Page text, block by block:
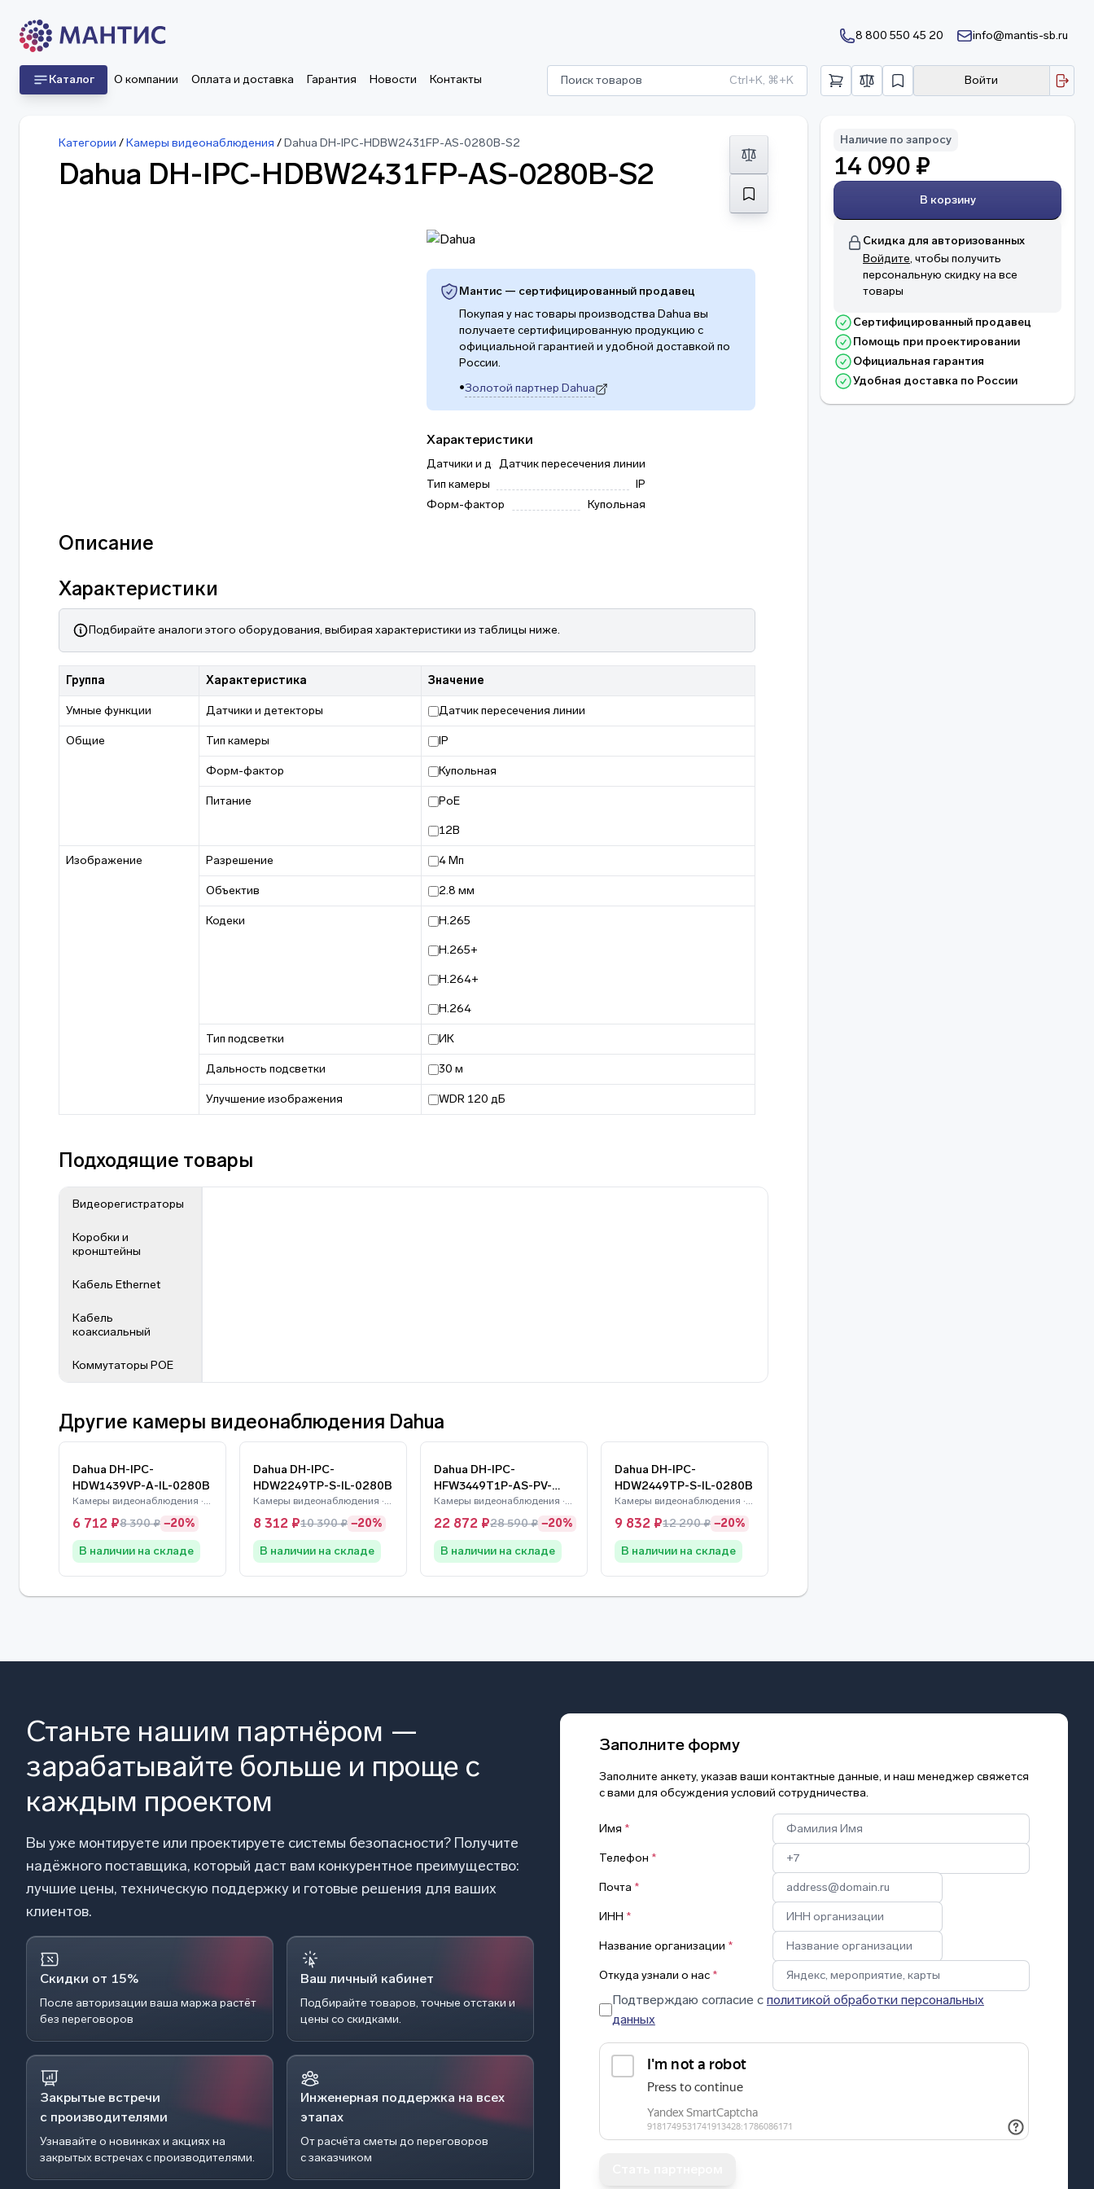
8 800 550 45 20 info@mantis-sb.ru
Каталог О компании Оплата и доставка Гарантия Новости Контакты Поиск товаров Ctrl+K, ⌘+K Войти
Категории /Камеры видеонаблюдения /Dahua DH-IPC-HDBW2431FP-AS-0280B-S2
Dahua DH-IPC-HDBW2431FP-AS-0280B-S2
Мантис — сертифицированный продавец
Покупая у нас товары производства Dahua вы
получаете сертифицированную продукцию с
официальной гарантией и удобной доставкой по
России.
•Золотой партнер Dahua
(откроется в новой вкладке)
Характеристики
Датчики и детекторыДатчик пересечения линии
Тип камеры
IP
Форм-фактор
Купольная
Описание
Характеристики
Подбирайте аналоги этого оборудования, выбирая характеристики из таблицы ниже.
Группа Характеристика Значение
Умные функции Датчики и детекторы Датчик пересечения линии
Общие Тип камеры IP
Форм-фактор Купольная
Питание PoE
12В
Изображение Разрешение 4 Мп
Объектив 2.8 мм
Кодеки H.265
H.265+
H.264+
H.264
Тип подсветки ИК
Дальность подсветки 30 м
Улучшение изображения WDR 120 дБ
Подходящие товары
Видеорегистраторы
Коробки и
кронштейны
Кабель Ethernet
Кабель
коаксиальный
Коммутаторы POE
Другие камеры видеонаблюдения Dahua
Dahua DH-IPC-
HDW1439VP-A-IL-0280B
Камеры видеонаблюдения · Dahua
6 712 ₽8 390 ₽ −20%
В наличии на складе
Dahua DH-IPC-
HDW2249TP-S-IL-0280B
Камеры видеонаблюдения · Dahua
8 312 ₽10 390 ₽ −20%
В наличии на складе
Dahua DH-IPC-
HFW3449T1P-AS-PV-
0280B-S5
Камеры видеонаблюдения · Dahua
22 872 ₽28 590 ₽ −20%
В наличии на складе
Dahua DH-IPC-
HDW2449TP-S-IL-0280B
Камеры видеонаблюдения · Dahua
9 832 ₽12 290 ₽ −20%
В наличии на складе
Наличие по запросу
14 090 ₽
В корзину
Скидка для авторизованных
Войдите, чтобы получить
персональную скидку на все
товары
Сертифицированный продавец
Помощь при проектировании
Официальная гарантия
Удобная доставка по России
Станьте нашим партнёром —
зарабатывайте больше и проще с
каждым проектом
Вы уже монтируете или проектируете системы безопасности? Получите
надёжного поставщика, который даст вам конкурентное преимущество:
лучшие цены, техническую поддержку и готовые решения для ваших
клиентов.
Скидки от 15%
После авторизации ваша маржа растёт
без переговоров
Ваш личный кабинет
Подбирайте товаров, точные отстаки и
цены со скидками.
Закрытые встречи
с производителями
Узнавайте о новинках и акциях на
закрытых встречах с производителями.
Инженерная поддержка на всех
этапах
От расчёта сметы до переговоров
с заказчиком
Заполните форму
Заполните анкету, указав ваши контактные данные, и наш менеджер свяжется
с вами для обсуждения условий сотрудничества.
Имя *
Телефон *
Почта *
ИНН *
Название организации *
Откуда узнали о нас *
Подтверждаю согласие с политикой обработки персональных
данных